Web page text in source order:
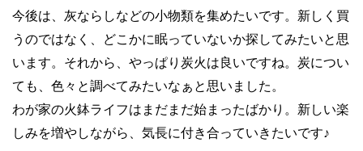
今後は、灰ならしなどの小物類を集めたいです。新しく買
うのではなく、どこかに眠っていないか探してみたいと思
います。それから、やっぱり炭火は良いですね。炭につい
ても、色々と調べてみたいなぁと思いました。
わが家の火鉢ライフはまだまだ始まったばかり。新しい楽
しみを増やしながら、気長に付き合っていきたいです♪